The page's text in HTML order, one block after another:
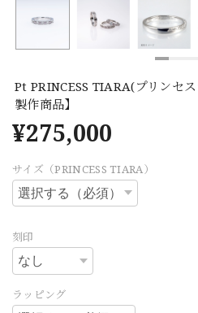
Pt PRINCESS TIARA(プリンセ
製作商品】
¥275,000
サイズ（PRINCESS TIARA）
刻印
ラッピング